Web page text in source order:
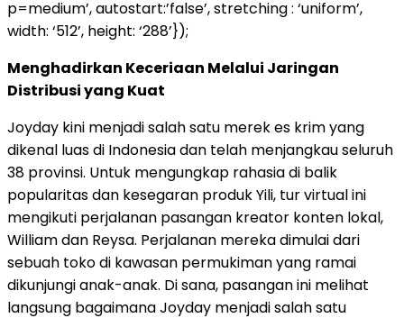
p=medium’, autostart:’false’, stretching : ‘uniform’,
width: ‘512’, height: ‘288’});
Menghadirkan Keceriaan Melalui Jaringan
Distribusi yang Kuat
Joyday kini menjadi salah satu merek es krim yang
dikenal luas di Indonesia dan telah menjangkau seluruh
38 provinsi. Untuk mengungkap rahasia di balik
popularitas dan kesegaran produk Yili, tur virtual ini
mengikuti perjalanan pasangan kreator konten lokal,
William dan Reysa. Perjalanan mereka dimulai dari
sebuah toko di kawasan permukiman yang ramai
dikunjungi anak-anak. Di sana, pasangan ini melihat
langsung bagaimana Joyday menjadi salah satu